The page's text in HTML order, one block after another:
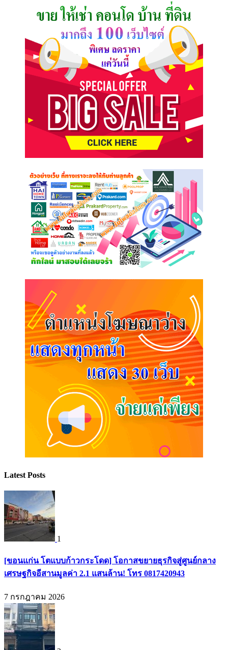
Latest Posts
1
[ขอนแก่น โตแบบก้าวกระโดด] โอกาสขยายธุรกิจสู่ศูนย์กลาง
เศรษฐกิจอีสานมูลค่า 2.1 แสนล้าน! โทร 0817420943
7 กรกฎาคม 2026